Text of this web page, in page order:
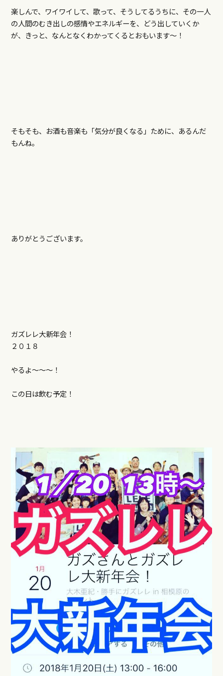
楽しんで、ワイワイして、歌って、そうしてるうちに、その一人
の人間のむき出しの感情やエネルギーを、どう出していくか
が、きっと、なんとなくわかってくるとおもいます～！
そもそも、お酒も音楽も「気分が良くなる」ために、あるんだ
もんね。
ありがとうございます。
ガズレレ大新年会！
２０１８
やるよ～～～！
この日は飲む予定！